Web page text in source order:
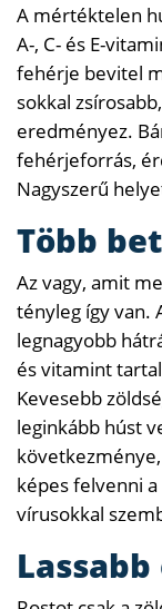
A mértéktelen
A-, C- és E-
fehérje bevitel
sokkal
eredményez.
fehérjeforrás,
Nagyszerű
Több
Az vagy, amit
tényleg így van.
legnagyobb
és vitamint
Kevesebb
leginkább húst
képes felvenni
vírusokkal